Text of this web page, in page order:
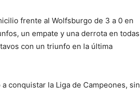
frente al Wolfsburgo de 3 a 0 en
un empate y una derrota en todas
con un triunfo en la última
conquistar la Liga de Campeones, sin